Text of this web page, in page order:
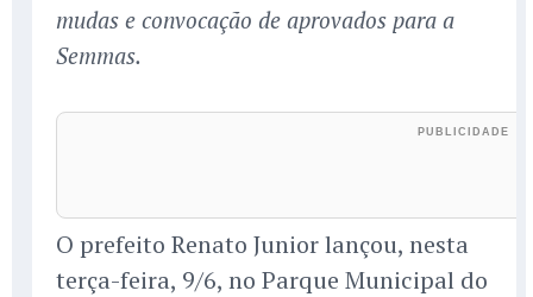
mudas e convocação de aprovados para a
Semmas.
O prefeito Renato Junior lançou, nesta
terça-feira, 9/6, no Parque Municipal do